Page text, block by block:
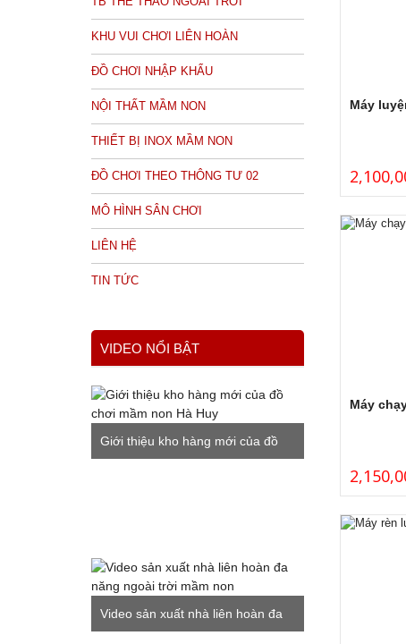
Máy
Máy
KHU VUI CHƠI LIÊN HOÀN
ĐỒ CHƠI NHẬP KHẨU
NỘI THẤT MẦM NON
THIẾT BỊ INOX MẦM NON
ĐỒ CHƠI THEO THÔNG TƯ 02
MÔ HÌNH SÂN CHƠI
LIÊN HỆ
TIN TỨC
VIDEO NỔI BẬT
Giới thiệu kho hàng mới của đồ
Video sản xuất nhà liên hoàn đa